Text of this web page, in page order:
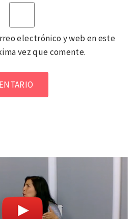
electrónico y web en este
vez que comente.